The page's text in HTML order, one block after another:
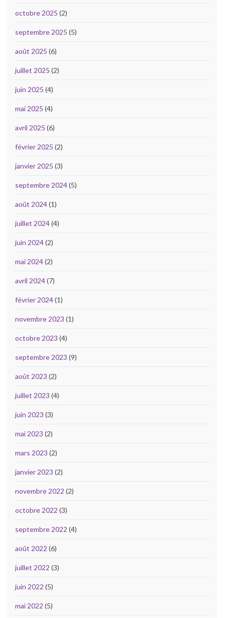
octobre 2025 (2)
septembre 2025 (5)
août 2025 (6)
juillet 2025 (2)
juin 2025 (4)
mai 2025 (4)
avril 2025 (6)
février 2025 (2)
janvier 2025 (3)
septembre 2024(5)
août 2024(1)
juillet 2024(4)
juin 2024(2)
mai 2024(2)
avril 2024(7)
février 2024(1)
novembre 2023 (1)
octobre 2023 (4)
septembre 2023 (9)
août 2023 (2)
juillet 2023 (4)
juin 2023 (3)
mai 2023 (2)
mars 2023 (2)
janvier 2023 (2)
novembre 2022 (2)
octobre 2022 (3)
septembre 2022 (4)
août 2022 (6)
juillet 2022 (3)
juin 2022 (5)
mai 2022 (5)